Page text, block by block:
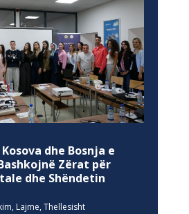
dhe Bosnja e
Zërat për
dhe Shëndetin
, Lajme, Thellesisht